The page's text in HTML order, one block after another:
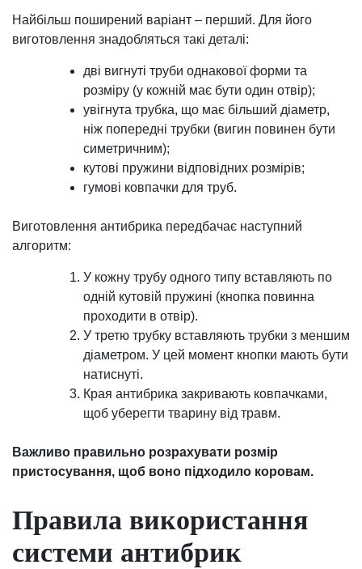
Найбільш поширений варіант – перший. Для його
виготовлення знадобляться такі деталі:
дві вигнуті труби однакової форми та
розміру (у кожній має бути один отвір);
увігнута трубка, що має більший діаметр,
ніж попередні трубки (вигин повинен бути
симетричним);
кутові пружини відповідних розмірів;
гумові ковпачки для труб.
Виготовлення антибрика передбачає наступний
алгоритм:
У кожну трубу одного типу вставляють по
одній кутовій пружині (кнопка повинна
проходити в отвір).
У третю трубку вставляють трубки з меншим
діаметром. У цей момент кнопки мають бути
натиснуті.
Края антибрика закривають ковпачками,
щоб уберегти тварину від травм.
Важливо правильно розрахувати розмір
пристосування, щоб воно підходило коровам.
Правила використання
системи антибрик